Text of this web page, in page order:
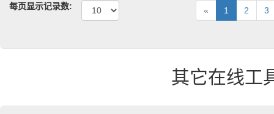
每页显示记录数: « Previous
1 2 3
其它在线工